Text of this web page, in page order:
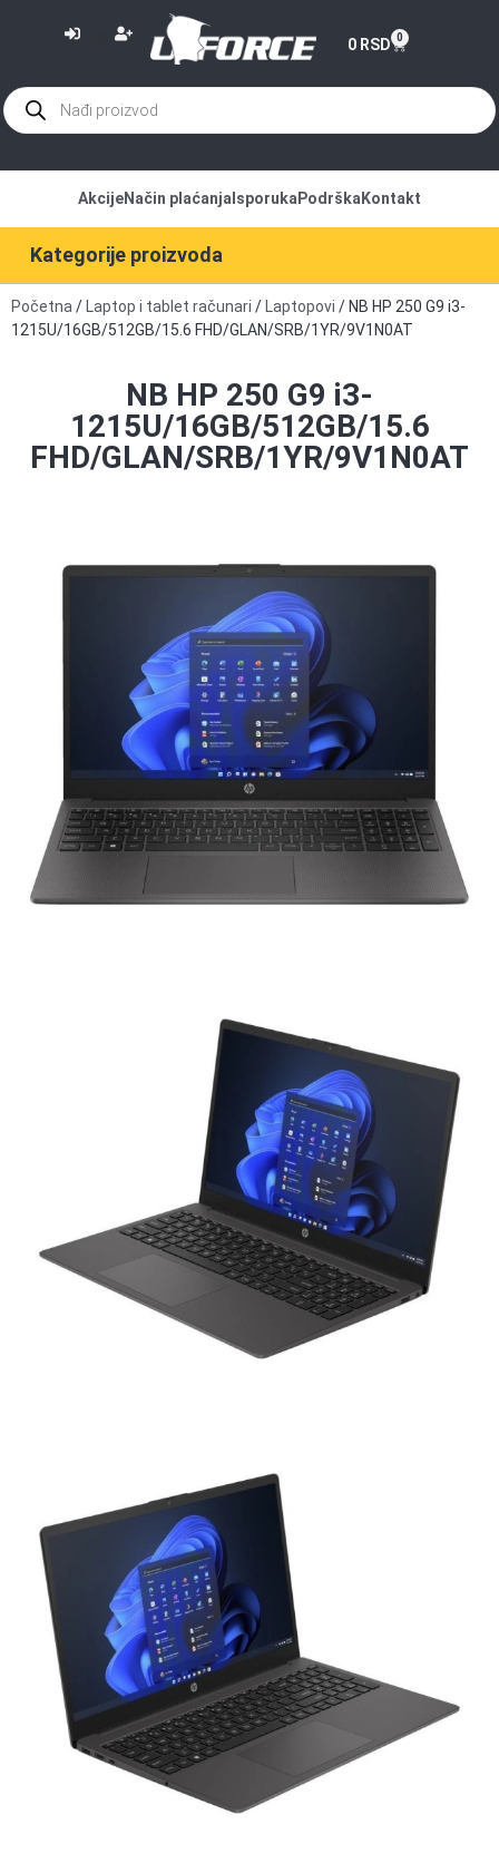
0 RSD 0
Kategorije proizvoda
AkcijeNačin plaćanja Isporuka Podrška Kontakt
Početna / Laptop i tablet računari / Laptopovi / NB HP 250 G9 i3-
1215U/16GB/512GB/15.6 FHD/GLAN/SRB/1YR/9V1N0AT
NB HP 250 G9 i3-
1215U/16GB/512GB/15.6
FHD/GLAN/SRB/1YR/9V1N0AT